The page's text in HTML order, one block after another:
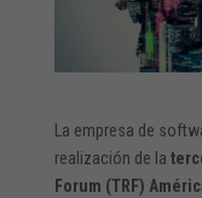
La empresa de
realización de la
Forum (TRF)